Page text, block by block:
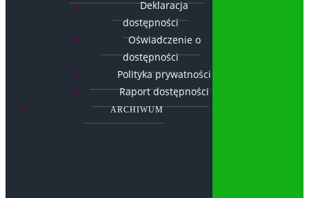
Deklaracja
dostępności
Oświadczenie o
dostępności
Polityka prywatności
Raport dostępności
ARCHIWUM